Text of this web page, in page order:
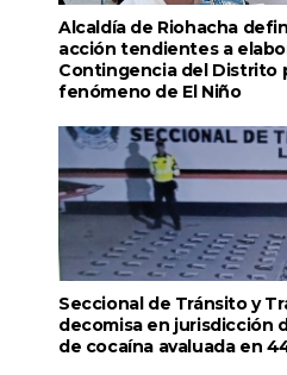
Alcaldía de Riohacha
acción tendientes a
Contingencia del Distrito
fenómeno de El Niño
Seccional de Tránsito y
decomisa en jurisdicción
de cocaína avaluada en